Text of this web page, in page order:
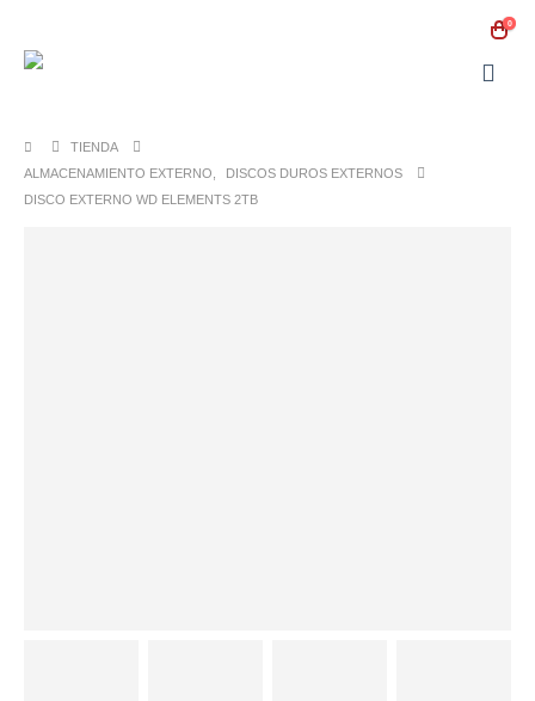
0
TIENDA
ALMACENAMIENTO EXTERNO
DISCOS DUROS EXTERNOS
DISCO EXTERNO WD ELEMENTS 2TB